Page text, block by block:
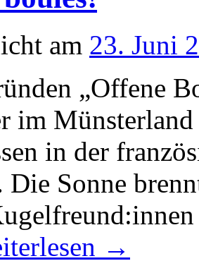
am 23. Juni
„Offene
im
in der
Die Sonne
→